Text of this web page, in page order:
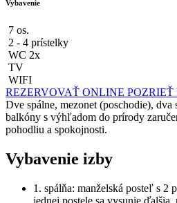
Vybavenie
7 os.
2 - 4 prístelky
WC 2x
TV
WIFI
REZERVOVAŤ ONLINE
Dve spálne, mezonet (poschodie), dva
balkóny s výhľadom do prírody
pohodliu a spokojnosti.
Vybavenie izby
1. spálňa: manželská posteľ s 2
jednej postele sa vysunie